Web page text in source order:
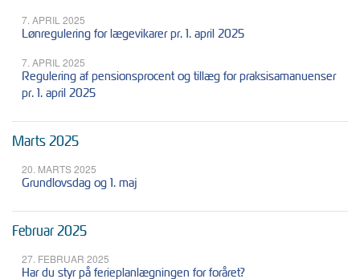
7. APRIL 2025
Lønregulering for lægevikarer pr. 1. april 2025
7. APRIL 2025
Regulering af pensionsprocent og tillæg for praksisamanuenser
pr. 1. april 2025
Marts 2025
20. MARTS 2025
Grundlovsdag og 1. maj
Februar 2025
27. FEBRUAR 2025
Har du styr på ferieplanlægningen for foråret?